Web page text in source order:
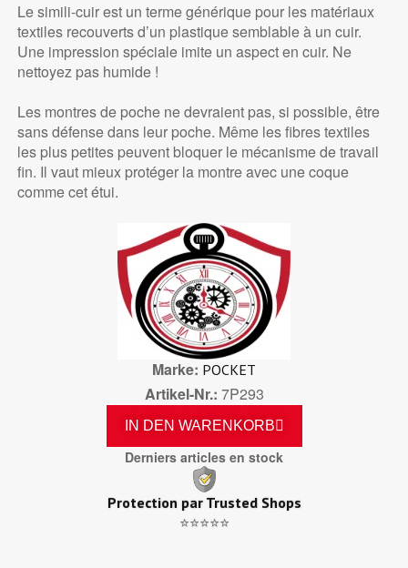
Le simili-cuir est un terme générique pour les matériaux
textiles recouverts d’un plastique semblable à un cuir.
Une impression spéciale imite un aspect en cuir. Ne
nettoyez pas humide !
Les montres de poche ne devraient pas, si possible, être
sans défense dans leur poche. Même les fibres textiles
les plus petites peuvent bloquer le mécanisme de travail
fin. Il vaut mieux protéger la montre avec une coque
comme cet étui.
Marke POCKET
Artikel-Nr. 7P293
IN DEN WARENKORB
Derniers articles en stock
Protection par Trusted Shops
⭐⭐⭐⭐⭐